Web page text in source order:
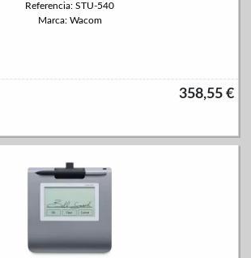
Referencia: STU-540
Marca: Wacom
358,55 €